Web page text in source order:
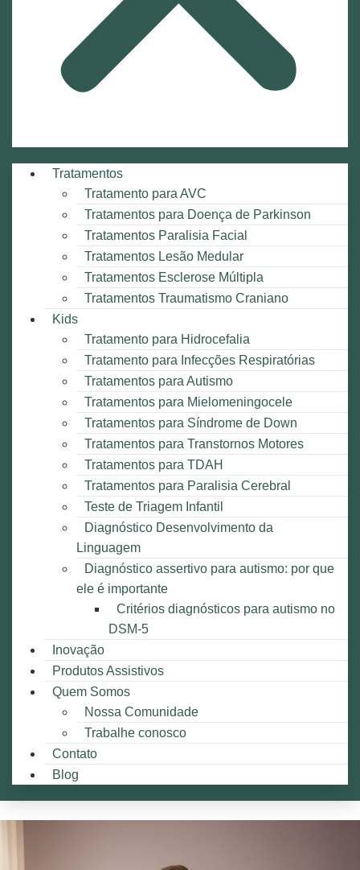
Tratamentos
Tratamento para AVC
Tratamentos para Doença de Parkinson
Tratamentos Paralisia Facial
Tratamentos Lesão Medular
Tratamentos Esclerose Múltipla
Tratamentos Traumatismo Craniano
Kids
Tratamento para Hidrocefalia
Tratamento para Infecções Respiratórias
Tratamentos para Autismo
Tratamentos para Mielomeningocele
Tratamentos para Síndrome de Down
Tratamentos para Transtornos Motores
Tratamentos para TDAH
Tratamentos para Paralisia Cerebral
Teste de Triagem Infantil
Diagnóstico Desenvolvimento da
Linguagem
Diagnóstico assertivo para autismo: por que
ele é importante
Critérios diagnósticos para autismo no
DSM-5
Inovação
Produtos Assistivos
Quem Somos
Nossa Comunidade
Trabalhe conosco
Contato
Blog